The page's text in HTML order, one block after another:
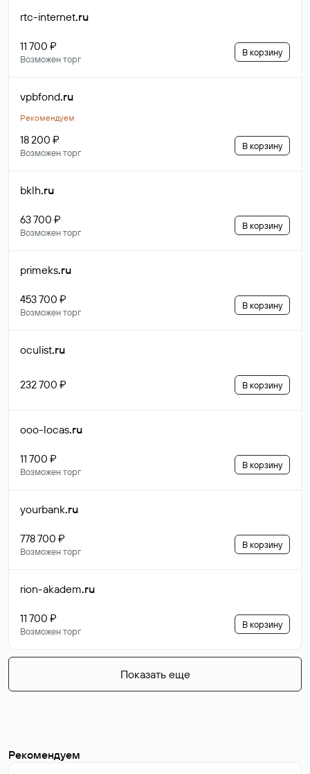
rtc-internet.ru
11 700 ₽
Возможен торг
В корзину
vpbfond.ru
Рекомендуем
18 200 ₽
Возможен торг
В корзину
bklh.ru
63 700 ₽
Возможен торг
В корзину
primeks.ru
453 700 ₽
Возможен торг
В корзину
oculist.ru
232 700 ₽ В корзину
ooo-locas.ru
11 700 ₽
Возможен торг
В корзину
yourbank.ru
778 700 ₽
Возможен торг
В корзину
rion-akadem.ru
11 700 ₽
Возможен торг
В корзину
Показать еще
Рекомендуем